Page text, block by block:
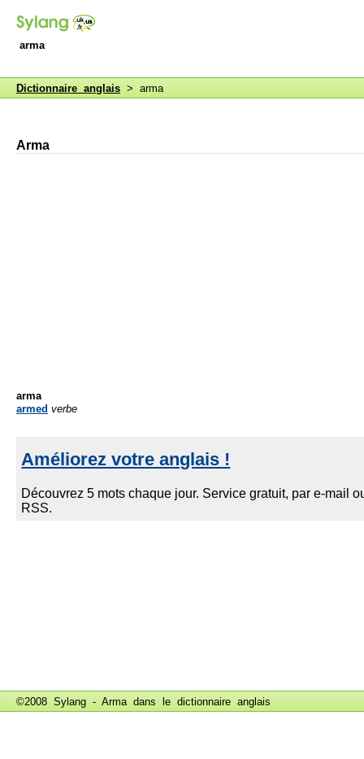
arma
Dictionnaire anglais > arma
Arma
arma
armed verbe
©2008 Sylang - Arma dans le dictionnaire anglais